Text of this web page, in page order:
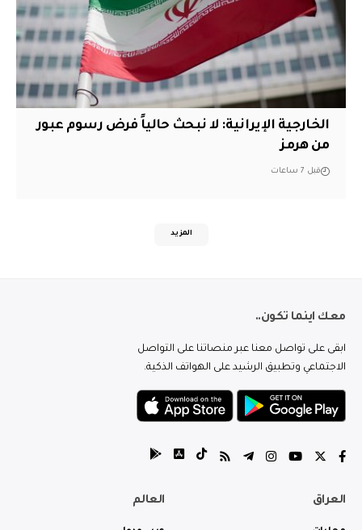
الخارجية الإيرانية: لا نبحث حالياً فرض رسوم عبور
من هرمز
قبل 7 ساعات
المزيد
معك اينما تكون..
ابقى على تواصل معنا عبر منصاتنا على التواصل
الاجتماعي وتطبيق الرشيد على الهواتف الذكية.
العراق العالم